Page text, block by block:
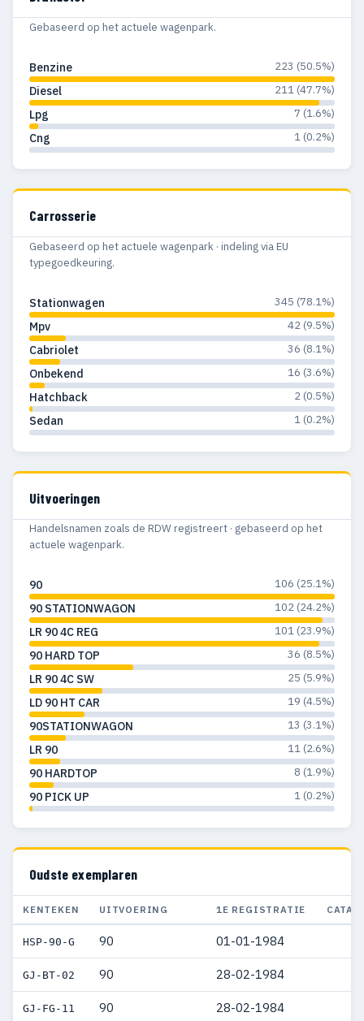
Gebaseerd op het actuele wagenpark.
Benzine 223 (50.5%)
Diesel 211 (47.7%)
Lpg 7 (1.6%)
Cng 1 (0.2%)
Carrosserie
Gebaseerd op het actuele wagenpark · indeling via EU
typegoedkeuring.
Stationwagen 345 (78.1%)
Mpv 42 (9.5%)
Cabriolet 36 (8.1%)
Onbekend 16 (3.6%)
Hatchback 2 (0.5%)
Sedan 1 (0.2%)
Uitvoeringen
Handelsnamen zoals de RDW registreert · gebaseerd op het
actuele wagenpark.
90 106 (25.1%)
90 STATIONWAGON 102 (24.2%)
LR 90 4C REG 101 (23.9%)
90 HARD TOP 36 (8.5%)
LR 90 4C SW 25 (5.9%)
LD 90 HT CAR 19 (4.5%)
90STATIONWAGON 13 (3.1%)
LR 90 11 (2.6%)
90 HARDTOP 8 (1.9%)
90 PICK UP 1 (0.2%)
Oudste exemplaren
KENTEKEN UITVOERING 1E REGISTRATIE
HSP-90-G 90 01-01-1984
GJ-BT-02 90 28-02-1984
GJ-FG-11 90 28-02-1984